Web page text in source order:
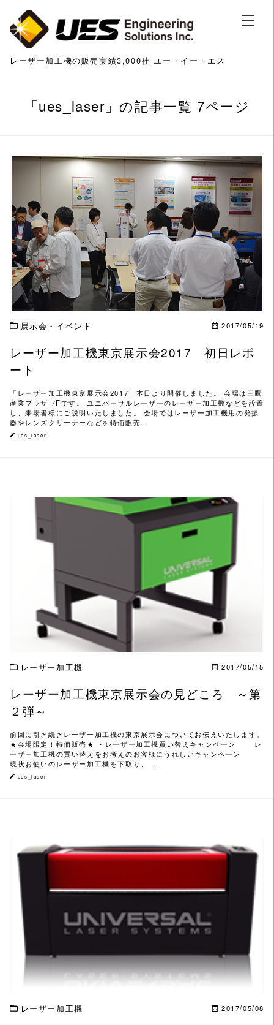
レーザー加工機の販売実績3,000社 ユー・イー・エス
「ues_laser 」の記事一覧 7ページ
この記事を読む
展示会・イベント 2017/05/19
レーザー加工機東京展示会2017 初日レポ
ート
「レーザー加工機東京展示会2017」本日より開催しました。 会場は三鷹
産業プラザ 7Fです。 ユニバーサルレーザーのレーザー加工機などを設置
し、来場者様にご説明いたしました。 会場ではレーザー加工機用の発振
器やレンズクリーナーなどを特価販売…
ues_laser
この記事を読む
レーザー加工機 2017/05/15
レーザー加工機東京展示会の見どころ ～第
２弾～
前回に引き続きレーザー加工機の東京展示会についてお伝えいたします。
★会場限定！特価販売★ ・レーザー加工機買い替えキャンペーン レ
ーザー加工機の買い替えをお考えのお客様にうれしいキャンペーン
現状お使いのレーザー加工機を下取り、 …
ues_laser
この記事を読む
レーザー加工機 2017/05/08